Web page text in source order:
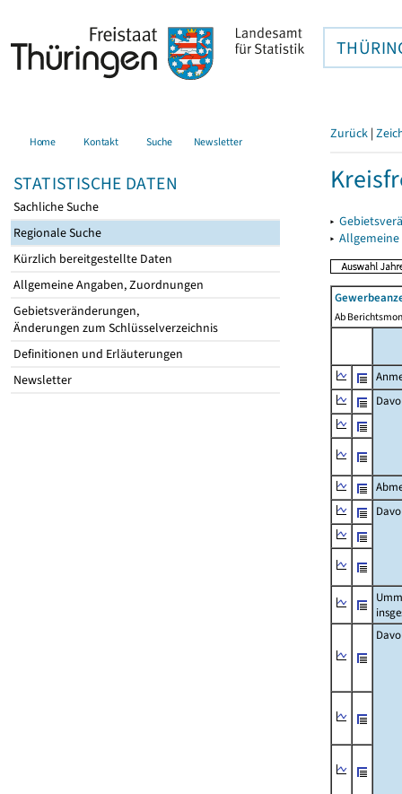
Home Kontakt Suche Newsletter
STATISTISCHE DATEN
Sachliche Suche
Regionale Suche
Kürzlich bereitgestellte Daten
Allgemeine Angaben, Zuordnungen
Gebietsveränderungen,
Änderungen zum Schlüsselverzeichnis
Definitionen und Erläuterungen
Newsletter
Zurück |
▸
▸
Ab